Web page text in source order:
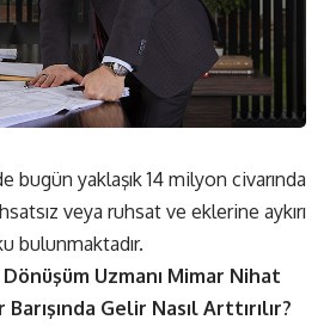
bugün yaklaşık 14 milyon civarında
veya ruhsat ve eklerine aykırı
bulunmaktadır.
Uzmanı Mimar Nihat
Barışında Gelir Nasıl Arttırılır?